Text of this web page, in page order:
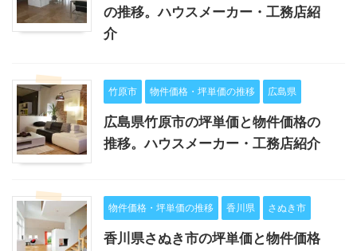
の推移。ハウスメーカー・工務店紹
介
竹原市 物件価格・坪単価の推移 広島県
広島県竹原市の坪単価と物件価格の
推移。ハウスメーカー・工務店紹介
物件価格・坪単価の推移 香川県 さぬき市
香川県さぬき市の坪単価と物件価格